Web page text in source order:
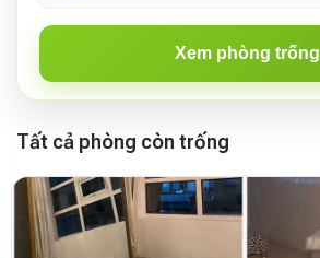
Xem phòng trống
Tất cả phòng còn trống